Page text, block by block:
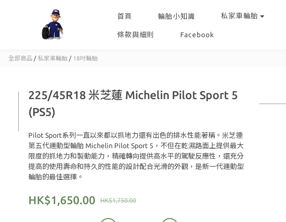
首頁 輪胎小知識 私家車輪胎
條款與細則 Facebook
全部商品 / 私家車輪胎 / 18吋輪胎
225/45R18 米芝蓮 Michelin Pilot Sport 5
(PS5)
Pilot Sport系列一直以來都以抓地力還有出色的排水性能著稱。米芝連
第五代運動型輪胎 Michelin Pilot Sport 5，不但在乾濕路面上提供最大
限度的抓地力和製動能力，精確轉向提供高水平的駕駛反應性，還充分
提高的使用壽命和持久的性能的設計配合光滑的外觀，是新一代運動型
輪胎的最佳選擇。
HK$1,750.00
HK$1,650.00